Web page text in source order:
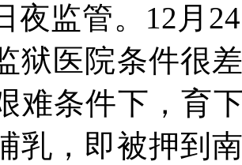
夜监管。 12 月
狱医院条件很
难条件下，育
乳，即被押到